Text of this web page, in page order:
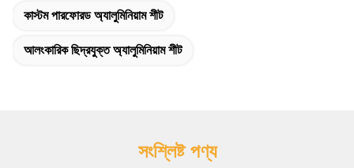
কাস্টম পারফোরড অ্যালুমিনিয়াম শীট
আলংকারিক ছিদ্রযুক্ত অ্যালুমিনিয়াম শীট
সংশ্লিষ্ট পণ্য